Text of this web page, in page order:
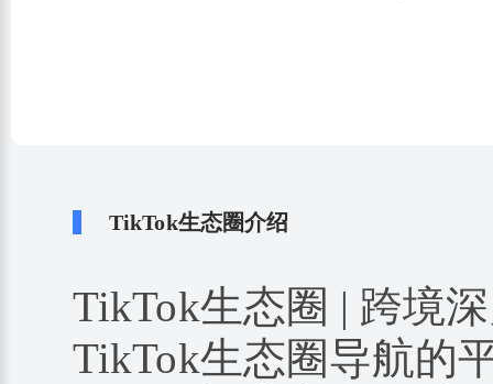
TikTok生态圈介绍
TikTok生态圈 | 跨境
TikTok生态圈导航的